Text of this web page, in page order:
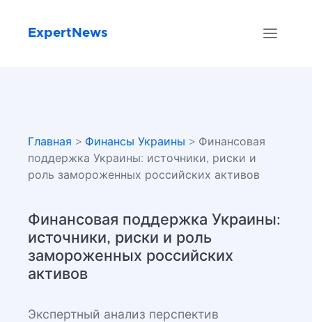
ExpertNews
Главная > Финансы Украины > Финансовая
поддержка Украины: источники, риски и
роль замороженных российских активов
Финансовая поддержка Украины:
источники, риски и роль
замороженных российских
активов
Экспертный анализ перспектив